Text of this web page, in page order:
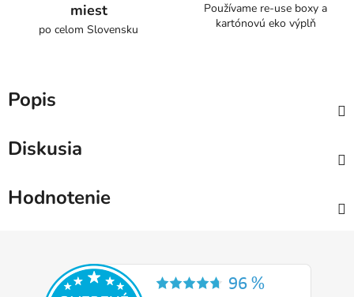
miest
po celom Slovensku
Používame re-use boxy a
kartónovú eko výplň
Popis
Diskusia
Hodnotenie